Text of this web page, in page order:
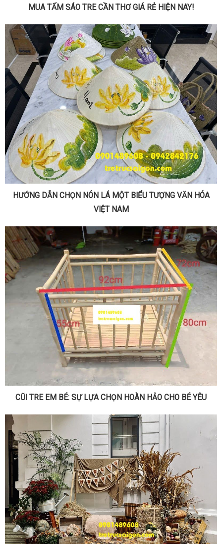
MUA TẤM SÁO TRE CẦN THƠ GIÁ RẺ HIỆN NAY!
HƯỚNG DẪN CHỌN NÓN LÁ MỘT BIỂU TƯỢNG VĂN HÓA
VIỆT NAM
CŨI TRE EM BÉ: SỰ LỰA CHỌN HOÀN HẢO CHO BÉ YÊU